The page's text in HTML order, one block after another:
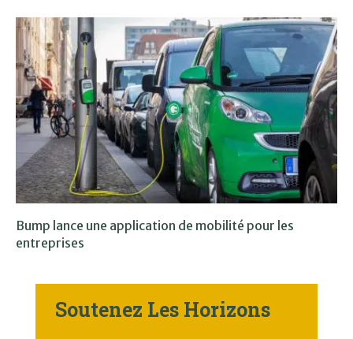
Bump lance une application de mobilité pour les
entreprises
Soutenez Les Horizons